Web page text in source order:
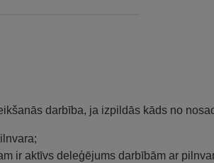
darbība, ja izpildās kāds no
ir aktīvs deleģējums darbībām ar